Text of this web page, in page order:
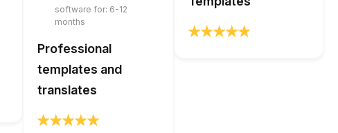
software for: 6-12
months
Professional
templates and
translates